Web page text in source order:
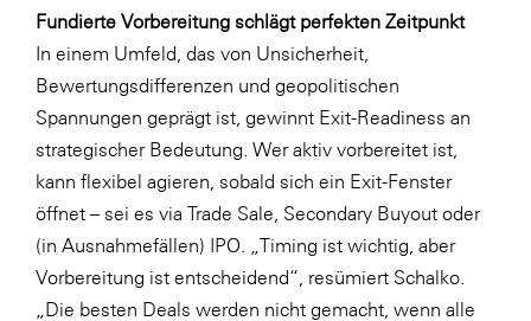
Fundierte Vorbereitung schlägt perfekten Zeitpunkt
In einem Umfeld, das von Unsicherheit,
Bewertungsdifferenzen und geopolitischen
Spannungen geprägt ist, gewinnt Exit-Readiness an
strategischer Bedeutung. Wer aktiv vorbereitet ist,
kann flexibel agieren, sobald sich ein Exit-Fenster
öffnet – sei es via Trade Sale, Secondary Buyout oder
(in Ausnahmefällen) IPO. „Timing ist wichtig, aber
Vorbereitung ist entscheidend“, resümiert Schalko.
„Die besten Deals werden nicht gemacht, wenn alle